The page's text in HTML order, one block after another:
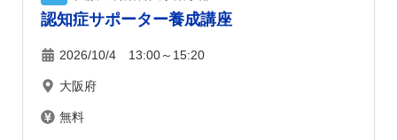
認知症サポーター養成講座
2026/10/4 13:00～15:20
大阪府
無料